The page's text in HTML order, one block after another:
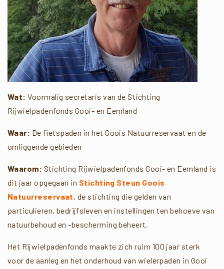
Wat: Voormalig secretaris van de Stichting
Rijwielpadenfonds Gooi- en Eemland
Waar: De fietspaden in het Goois Natuurreservaat en de
omliggende gebieden
Waarom: Stichting Rijwielpadenfonds Gooi- en Eemland is
dit jaar opgegaan in Stichting Steun Goois
Natuurreservaat, de stichting die gelden van
particulieren, bedrijfsleven en instellingen ten behoeve van
natuurbehoud en -bescherming beheert.
Het Rijwielpadenfonds maakte zich ruim 100 jaar sterk
voor de aanleg en het onderhoud van wielerpaden in Gooi